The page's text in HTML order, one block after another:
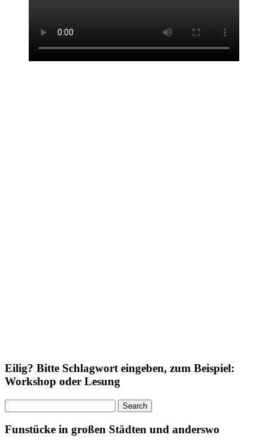
Eilig? Bitte Schlagwort eingeben, zum Beispiel:
Workshop oder Lesung
for:
Funstücke in großen Städten und anderswo